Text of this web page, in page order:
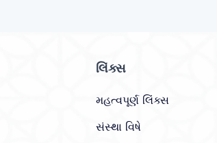
લિંક્સ
મહત્વપૂર્ણ લિંક્સ
સંસ્થા વિષે